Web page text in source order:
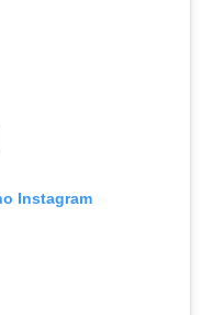
Instagram